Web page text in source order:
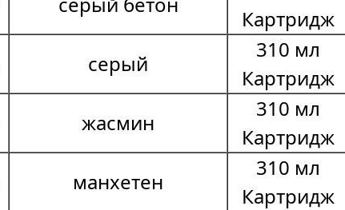
Картридж
серый
310 мл
Картридж
жасмин
310 мл
Картридж
манхетен
310 мл
Картридж